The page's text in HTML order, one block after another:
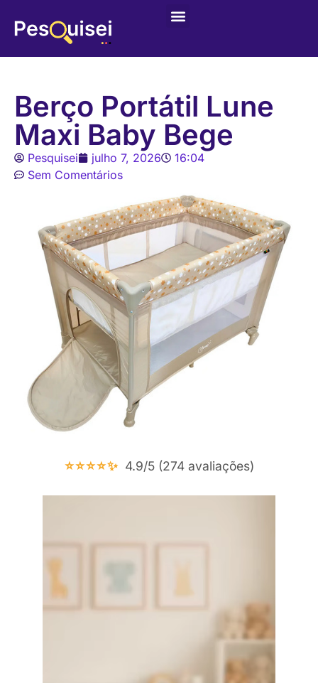
Berço Portátil Lune
Maxi Baby Bege
Pesquisei julho 7, 2026
16:04
Sem Comentários
⭐⭐⭐⭐✨ 4.9/5 (274 avaliações)